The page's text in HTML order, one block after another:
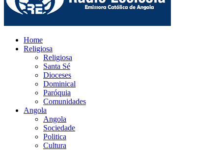
Home
Religiosa
Religiosa
Santa Sé
Dioceses
Dominical
Paróquia
Comunidades
Angola
Angola
Sociedade
Politica
Cultura